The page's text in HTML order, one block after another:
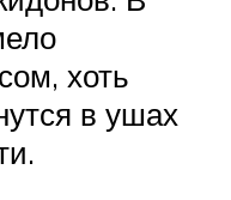
хоть
в ушах